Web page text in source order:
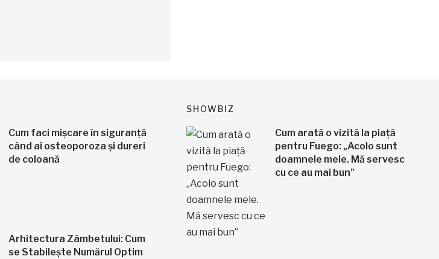
Cum faci mișcare în siguranță
când ai osteoporoza și dureri
de coloană
Arhitectura Zâmbetului: Cum
se Stabilește Numărul Optim
SHOWBIZ
Cum arată o vizită la piață
pentru Fuego: „Acolo sunt
doamnele mele. Mă servesc
cu ce au mai bun”